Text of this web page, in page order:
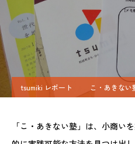
tsumiki レポート こ・あきな
「こ・あきない塾」は、小商い